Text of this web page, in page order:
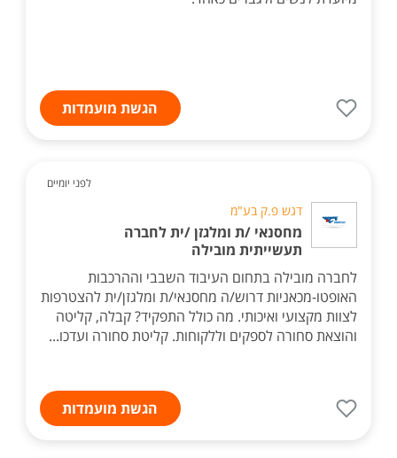
הגשת מועמדות
לפני יומיים
דגש פ.ק בע"מ
מחסנאי /ת ומלגזן /ית לחברה
תעשייתית מובילה
לחברה מובילה בתחום העיבוד השבבי וההרכבות
האופטו-מכאניות דרוש/ה מחסנאי/ת ומלגזן/ית להצטרפות
לצוות מקצועי ואיכותי. מה כולל התפקיד? קבלה, קליטה
והוצאת סחורה לספקים וללקוחות. קליטת סחורה ועדכו...
הגשת מועמדות